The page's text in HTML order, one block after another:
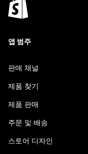
앱 범주
판매 채널
제품 찾기
제품 판매
주문 및 배송
스토어 디자인